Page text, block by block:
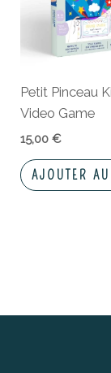
Petit Pinceau
Video Game
15,00€
AJOUTER